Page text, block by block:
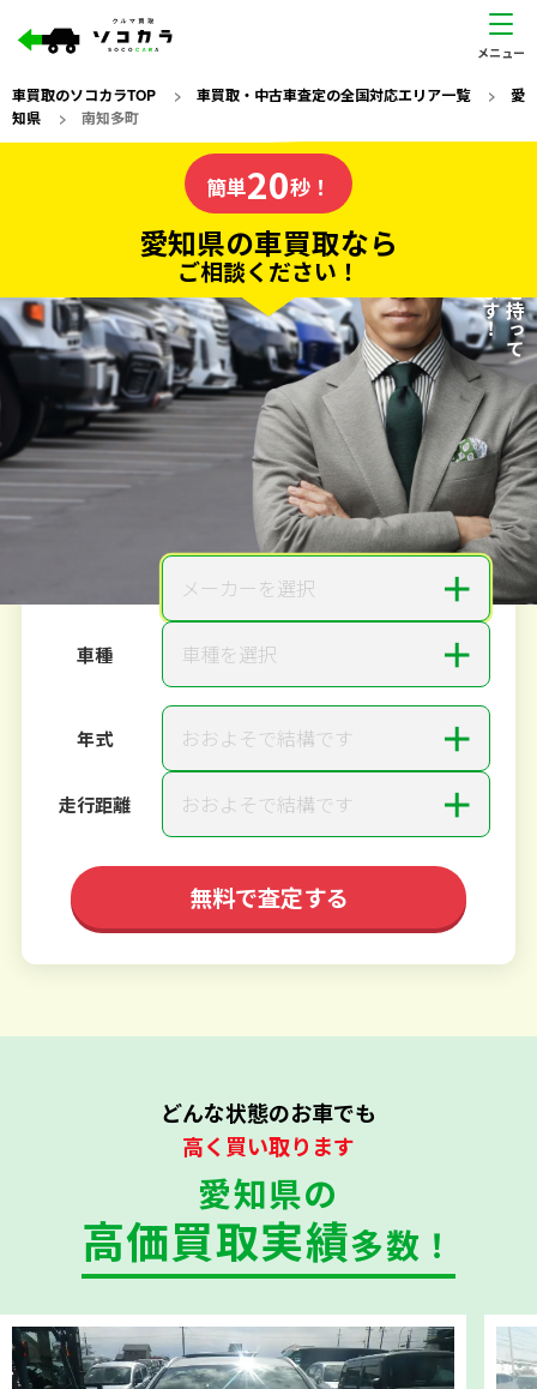
車買取のソコカラTOP > 車買取・中古車査定の全国対応エリア一覧> 愛
知県 > 南知多町
の車買取なら
ソコカラの
電話か出張か、高い方の査定を提案。
だから高価買取!
私たちが責任を持って
査定いたします！
簡単20秒！
愛知県の車買取なら
ご相談ください！
20秒で入力完了！
無料で カンタンWeb査定
ご依頼いただいたお車を丁寧に査定いたします
メーカーを選択 ＋
車種 車種を選択 ＋
年式 おおよそで結構です ＋
走行距離 おおよそで結構です ＋
無料で査定する
どんな状態のお車でも
高く買い取ります
愛知県の
高価買取実績多数！